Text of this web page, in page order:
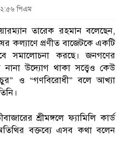
পিএম
তারেক রহমান বলেছেন,
কল্যাণে প্রণীত বাজেটকে একটি
সমালোচনা করছে। জনগণের
নানা উদ্যোগ থাকা সত্ত্বেও কেউ
ও “গণবিরোধী” বলে আখ্যা
শ্রীমঙ্গলে ফ্যামিলি কার্ড
বক্তব্যে এসব কথা বলেন